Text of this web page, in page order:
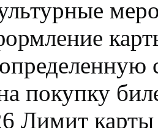
покупку
Лимит карты